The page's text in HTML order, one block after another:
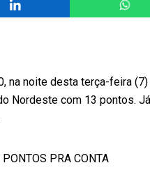
na noite desta terça-feira
Nordeste com 13 pontos.
PRA CONTA